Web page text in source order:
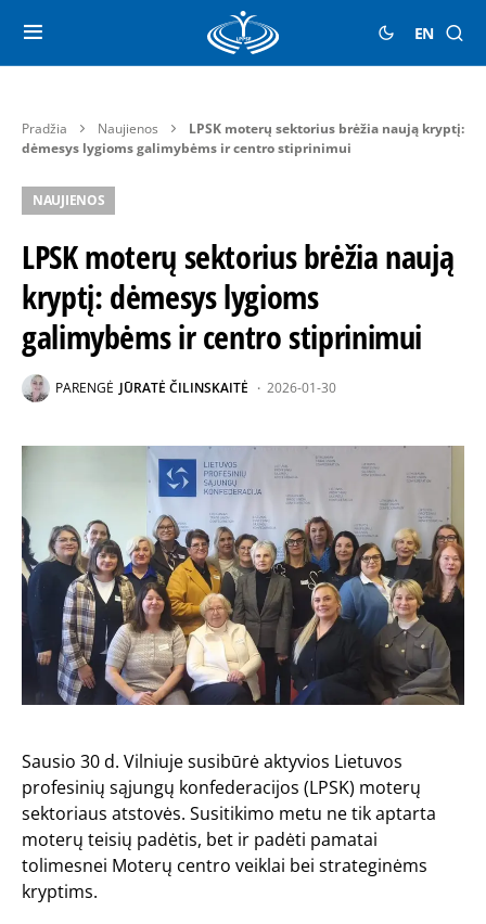
EN
Pradžia Naujienos
LPSK moterų sektorius brėžia naują kryptį:
dėmesys lygioms galimybėms ir centro stiprinimui
NAUJIENOS
LPSK moterų sektorius brėžia naują
kryptį: dėmesys lygioms
galimybėms ir centro stiprinimui
PARENGĖ JŪRATĖ ČILINSKAITĖ 2026-01-30
Sausio 30 d. Vilniuje susibūrė aktyvios Lietuvos
profesinių sąjungų konfederacijos (LPSK) moterų
sektoriaus atstovės. Susitikimo metu ne tik aptarta
moterų teisių padėtis, bet ir padėti pamatai
tolimesnei Moterų centro veiklai bei strateginėms
kryptims.